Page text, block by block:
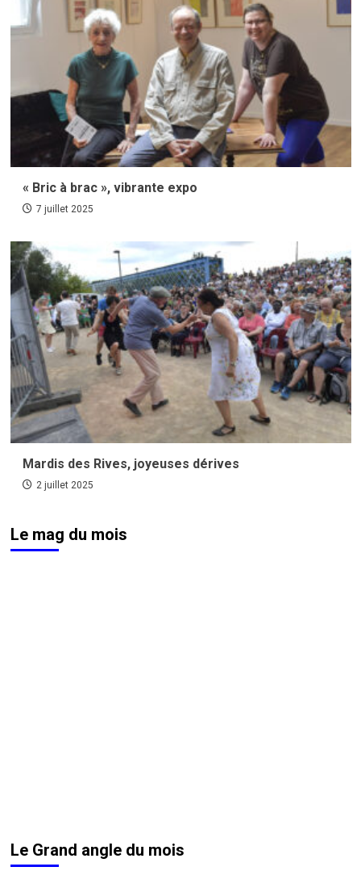
« Bric à brac », vibrante expo
7 juillet 2025
Mardis des Rives, joyeuses dérives
2 juillet 2025
Le mag du mois
Le Grand angle du mois